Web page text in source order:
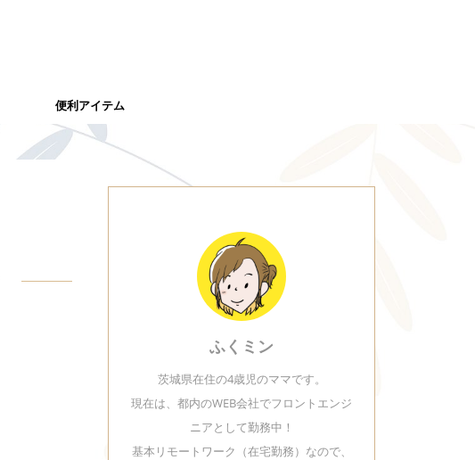
便利アイテム
ふくミン
茨城県在住の4歳児のママです。
現在は、都内のWEB会社でフロントエンジ
ニアとして勤務中！
基本リモートワーク（在宅勤務）なので、